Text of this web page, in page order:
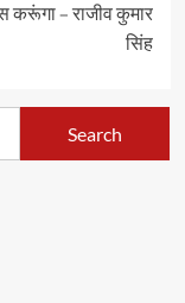
करूंगा – राजीव कुमार
सिंह